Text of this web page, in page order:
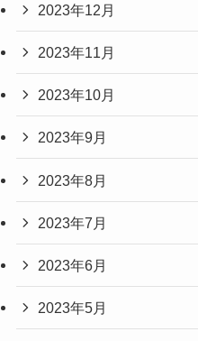
2023年12月
2023年11月
2023年10月
2023年9月
2023年8月
2023年7月
2023年6月
2023年5月